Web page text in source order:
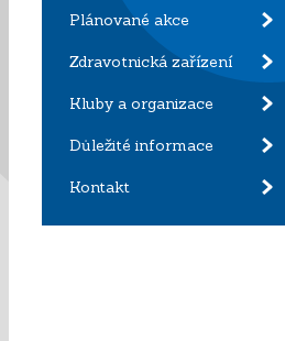
Plánované akce
Zdravotnická zařízení
Kluby a organizace
Důležité informace
Kontakt